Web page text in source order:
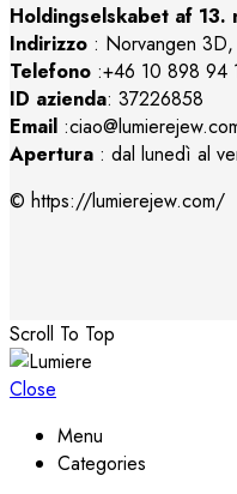
Holdingselskabet af 13.
Indirizzo : Norvangen
Telefono :+46 10 898 94
ID azienda: 37226858
Email
Apertura : dal lunedì al
© https://lumierejew.com/
Scroll To Top
Close
Menu
Categories